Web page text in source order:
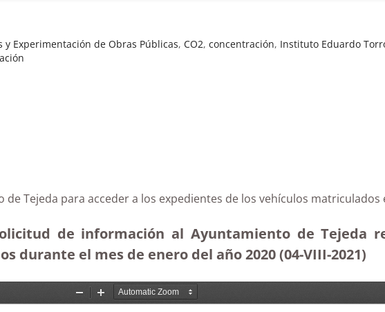
y Experimentación de Obras Públicas,CO2,concentración, Instituto Eduardo
de Tejeda para acceder a los expedientes de los vehículos
de información al Ayuntamiento de Tejeda
durante el mes de enero del año 2020 (04-VIII-2021)